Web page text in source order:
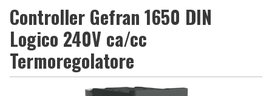
Controller Gefran 1650 DIN
Logico 240V ca/cc
Termoregolatore